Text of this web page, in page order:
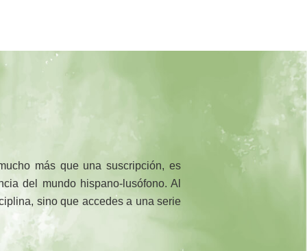
más que una suscripción, es
del mundo hispano-lusófono. Al
sino que accedes a una serie